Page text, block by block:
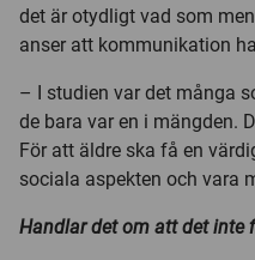
det är otydligt vad som
anser att kommunikation
– I studien var det många
de bara var en i mängden.
För att äldre ska få en
sociala aspekten och vara
Handlar det om att det inte